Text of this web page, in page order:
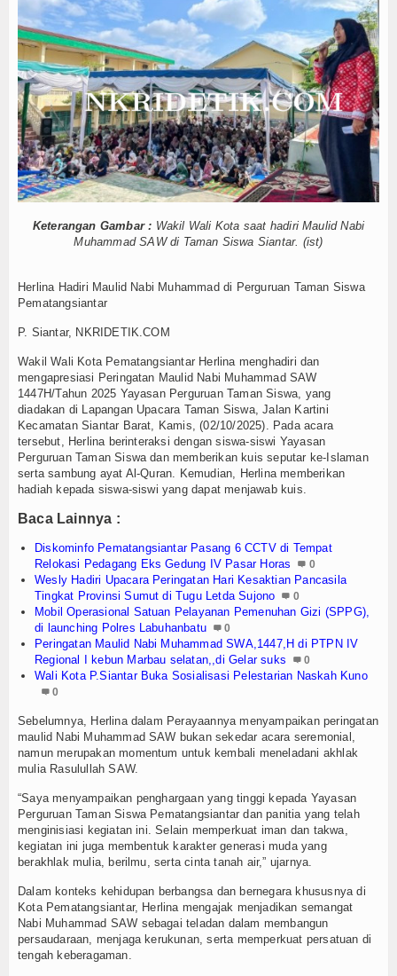
Agenda
Index Berita
Video
Gallery
Download
2025, Pemkab Siap Meningkatkan Kinerja Pemb
Penurunan AKI-AKB sekaligus Launch
Pejabat Fungsional
Dr. Hisyam Kamil
Anak
HUT ke-81 Kemerdekaan RI
Peningkatan Kualitas SDM BKMT
Lakukan Penandatanganan Perja
Bukan Bukti Bersalah
Bersama
2025, Pemkab Siap Meningkatkan Kinerja Pemb
Penurunan AKI-AKB sekaligus Launch
Dr. Hisyam Kamil
Anak
HUT ke-81 Kemerdekaan RI
Lakukan Penandatanganan Perja
Keterangan Gambar : Wakil Wali Kota saat hadiri Maulid Nabi
Muhammad SAW di Taman Siswa Siantar. (ist)
Herlina Hadiri Maulid Nabi Muhammad di Perguruan Taman Siswa
Pematangsiantar
P. Siantar, NKRIDETIK.COM
Wakil Wali Kota Pematangsiantar Herlina menghadiri dan
mengapresiasi Peringatan Maulid Nabi Muhammad SAW
1447H⁠/Tahun 2025 Yayasan Perguruan Taman Siswa, yang
diadakan di Lapangan Upacara Taman Siswa, Jalan Kartini
Kecamatan Siantar Barat, Kamis, (02/10/2025). Pada acara
tersebut, Herlina berinteraksi dengan siswa-siswi Yayasan
Perguruan Taman Siswa dan memberikan kuis seputar ke-Islaman
serta sambung ayat Al-Quran. Kemudian, Herlina memberikan
hadiah kepada siswa-siswi yang dapat menjawab kuis.
Baca Lainnya :
Diskominfo Pematangsiantar Pasang 6 CCTV di Tempat
Relokasi Pedagang Eks Gedung IV Pasar Horas
0
Wesly Hadiri Upacara Peringatan Hari Kesaktian Pancasila
Tingkat Provinsi Sumut di Tugu Letda Sujono
0
Mobil Operasional Satuan Pelayanan Pemenuhan Gizi (SPPG),
di launching Polres Labuhanbatu
0
Peringatan Maulid Nabi Muhammad SWA,1447,H di PTPN IV
Regional I kebun Marbau selatan,,di Gelar suks
0
Wali Kota P.Siantar Buka Sosialisasi Pelestarian Naskah Kuno
0
Sebelumnya, Herlina dalam Perayaannya menyampaikan peringatan
maulid Nabi Muhammad SAW bukan sekedar acara seremonial,
namun merupakan momentum untuk kembali meneladani akhlak
mulia Rasulullah SAW.
“Saya menyampaikan penghargaan yang tinggi kepada Yayasan
Perguruan Taman Siswa Pematangsiantar dan panitia yang telah
menginisiasi kegiatan ini. Selain memperkuat iman dan takwa,
kegiatan ini juga membentuk karakter generasi muda yang
berakhlak mulia, berilmu, serta cinta tanah air,” ujarnya.
Dalam konteks kehidupan berbangsa dan bernegara khususnya di
Kota Pematangsiantar, Herlina mengajak menjadikan semangat
Nabi Muhammad SAW sebagai teladan dalam membangun
persaudaraan, menjaga kerukunan, serta memperkuat persatuan di
tengah keberagaman.